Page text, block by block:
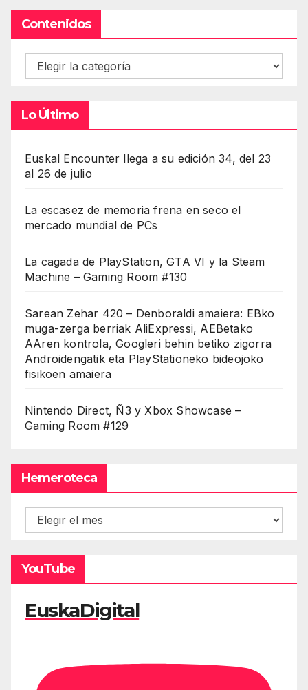
Contenidos
Contenidos
Lo Último
Euskal Encounter llega a su edición 34, del 23
al 26 de julio
La escasez de memoria frena en seco el
mercado mundial de PCs
La cagada de PlayStation, GTA VI y la Steam
Machine – Gaming Room #130
Sarean Zehar 420 – Denboraldi amaiera: EBko
muga-zerga berriak AliExpressi, AEBetako
AAren kontrola, Googleri behin betiko zigorra
Androidengatik eta PlayStationeko bideojoko
fisikoen amaiera
Nintendo Direct, Ñ3 y Xbox Showcase –
Gaming Room #129
Hemeroteca
Hemeroteca
YouTube
EuskaDigital